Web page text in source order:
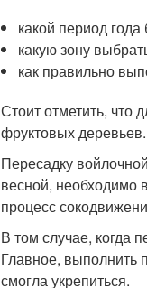
какой период
какую зону
как правильно
Стоит отметить, что
фруктовых деревьев.
Пересадку
весной, необходимо
процесс
В том случае, когда
Главное, выполнить
смогла укрепиться.